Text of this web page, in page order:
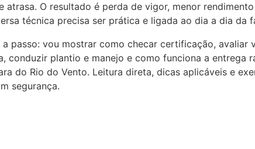
atrasa. O resultado é perda de vigor, menor
técnica precisa ser prática e ligada ao dia a dia da
passo: vou mostrar como checar certificação, avaliar
conduzir plantio e manejo e como funciona a entrega
do Rio do Vento. Leitura direta, dicas aplicáveis e
segurança.